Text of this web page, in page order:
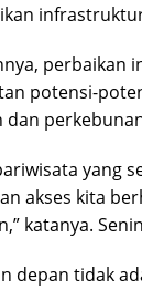
perbaikan
potensi-
dan
yang
akses kita
katanya.
depan tidak